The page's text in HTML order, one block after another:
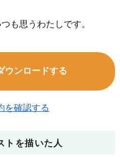
も思うわたしです。
ウンロードする
を確認する
トを描いた人